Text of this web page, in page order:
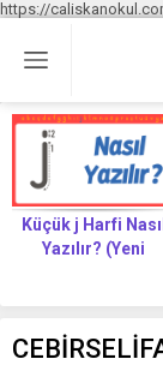
https://
Küçük j Harfi
Yazılır? (Yeni